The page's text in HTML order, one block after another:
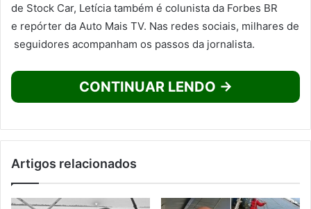
de Stock Car, Letícia também é colunista da Forbes BR
e repórter da Auto Mais TV. Nas redes sociais, milhares de
seguidores acompanham os passos da jornalista.
CONTINUAR LENDO →
Artigos relacionados